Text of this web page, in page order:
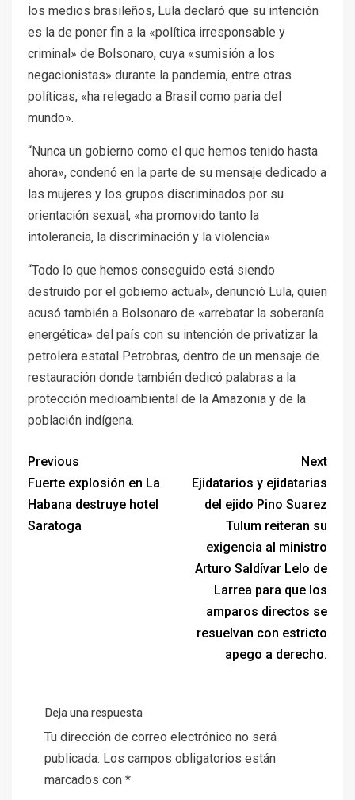
los medios brasileños, Lula declaró que su intención
es la de poner fin a la «política irresponsable y
criminal» de Bolsonaro, cuya «sumisión a los
negacionistas» durante la pandemia, entre otras
políticas, «ha relegado a Brasil como paria del
mundo».
“Nunca un gobierno como el que hemos tenido hasta
ahora», condenó en la parte de su mensaje dedicado a
las mujeres y los grupos discriminados por su
orientación sexual, «ha promovido tanto la
intolerancia, la discriminación y la violencia»
“Todo lo que hemos conseguido está siendo
destruido por el gobierno actual», denunció Lula, quien
acusó también a Bolsonaro de «arrebatar la soberanía
energética» del país con su intención de privatizar la
petrolera estatal Petrobras, dentro de un mensaje de
restauración donde también dedicó palabras a la
protección medioambiental de la Amazonia y de la
población indígena.
Previous
Fuerte explosión en La
Habana destruye hotel
Saratoga
Next
Ejidatarios y ejidatarias
del ejido Pino Suarez
Tulum reiteran su
exigencia al ministro
Arturo Saldívar Lelo de
Larrea para que los
amparos directos se
resuelvan con estricto
apego a derecho.
Deja una respuesta
Tu dirección de correo electrónico no será
publicada. Los campos obligatorios están
marcados con *